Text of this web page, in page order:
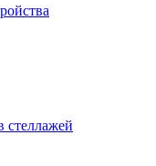
стеллажей